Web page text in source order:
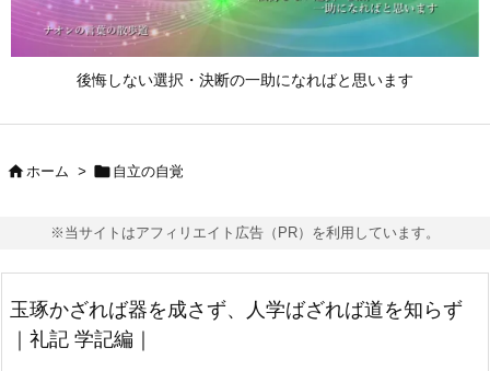
後悔しない選択・決断の一助になればと思います

第八章 リーダーの心得
 ホーム >  自立の自覚
※当サイトはアフィリエイト広告（PR）を利用しています。
玉琢かざれば器を成さず、人学ばざれば道を知らず
｜礼記 学記編｜